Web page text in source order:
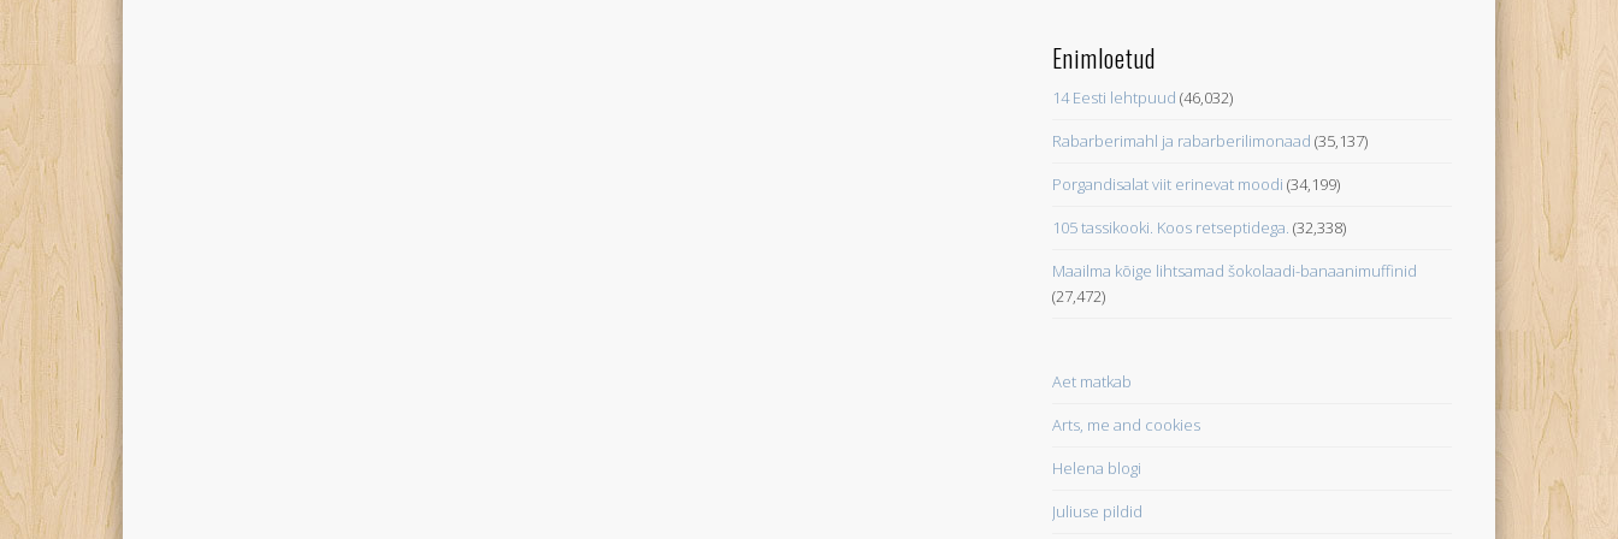
Enimloetud
14 Eesti lehtpuud (46,032)
Rabarberimahl ja rabarberilimonaad (35,137)
Porgandisalat viit erinevat moodi (34,199)
105 tassikooki. Koos retseptidega. (32,338)
Maailma kõige lihtsamad šokolaadi-banaanimuffinid
(27,472)
Aet matkab
Arts, me and cookies
Helena blogi
Juliuse pildid